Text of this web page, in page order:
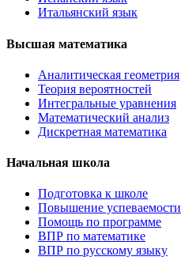
Итальянский язык
Высшая математика
Аналитическая геометрия
Теория вероятностей
Интегральные уравнения
Математический анализ
Дискретная математика
Начальная школа
Подготовка к школе
Повышение успеваемости
Помощь по программе
ВПР по математике
ВПР по русскому языку